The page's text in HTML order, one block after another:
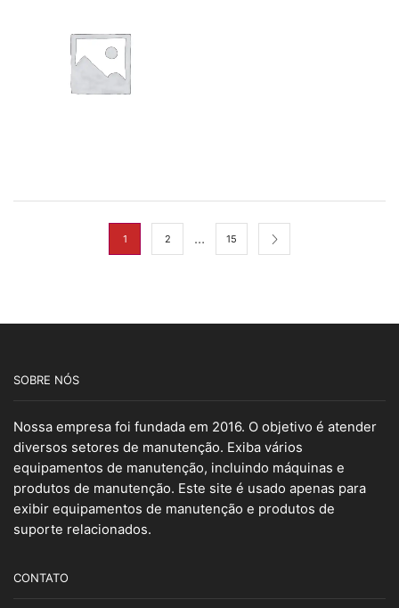
1 2 … 15
SOBRE NÓS
Nossa empresa foi fundada em 2016. O objetivo é atender
diversos setores de manutenção. Exiba vários
equipamentos de manutenção, incluindo máquinas e
produtos de manutenção. Este site é usado apenas para
exibir equipamentos de manutenção e produtos de
suporte relacionados.
CONTATO